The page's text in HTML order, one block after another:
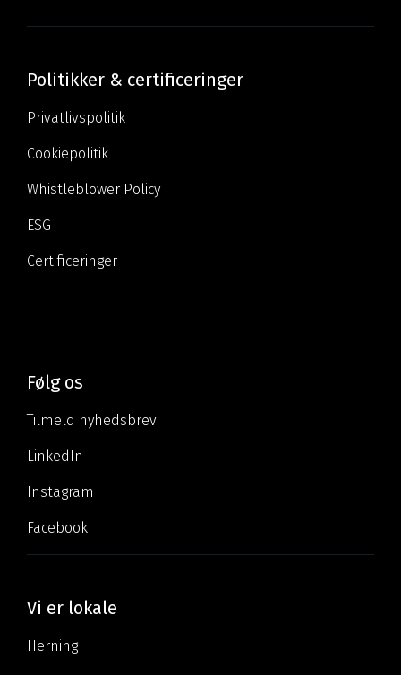
Politikker & certificeringer
Privatlivspolitik
Cookiepolitik
Whistleblower Policy
ESG
Certificeringer
Følg os
Tilmeld nyhedsbrev
LinkedIn
Instagram
Facebook
Vi er lokale
Herning